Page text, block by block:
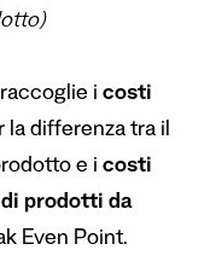
raccoglie i costi
la differenza tra il
e i costi
prodotti da
Even Point.